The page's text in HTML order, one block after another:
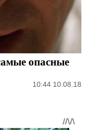
опасные
10:44 10.08.18